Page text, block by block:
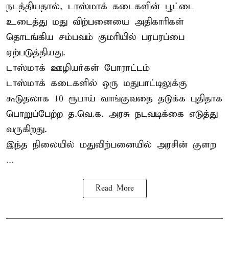
நடத்தியதால், டாஸ்மாக் கடைகளின் பூட்டை
உடைத்து மது விற்பனையை அதிகாரிகள்
தொடங்கிய சம்பவம் குமரியில் பரபரப்பை
ஏற்படுத்தியது.
டாஸ்மாக் ஊழியர்கள் போராட்டம்
டாஸ்மாக் கடைகளில் ஒரு மதுபாட்டிலுக்கு
கூடுதலாக 10 ரூபாய் வாங்குவதை தடுக்க புதிதாக
பொறுப்பேற்ற த.வெ.க. அரசு நடவடிக்கை எடுத்து
வருகிறது.
இந்த நிலையில் மதுவிற்பனையில் அரசின் குளற
...
Read More